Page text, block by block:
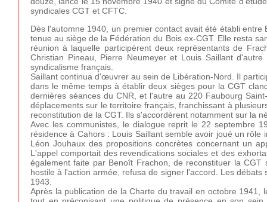
syndicales CGT et CFTC.
Dès l'automne 1940, un premier contact avait été établi
tenue au siège de la Fédération du Bois ex-CGT. Elle resta
réunion à laquelle participèrent deux représentants de
Christian Pineau, Pierre Neumeyer et Louis Saillant
syndicalisme français.
Saillant continua d'œuvrer au sein de Libération-Nord. Il
dans le même temps à établir deux sièges pour la CGT
dernières séances du CNR, et l'autre au 220 Faubourg
déplacements sur le territoire français, franchissant à
reconstitution de la CGT. Ils s'accordèrent notamment sur la
Avec les communistes, le dialogue reprit le 22 septembre
résidence à Cahors : Louis Saillant semble avoir joué un
Léon Jouhaux des propositions concrètes concernant un
L'appel comportait des revendications sociales et des
également faite par Benoît Frachon, de reconstituer la
hostile à l'action armée, refusa de signer l'accord. Les
1943.
Après la publication de la Charte du travail en octobre